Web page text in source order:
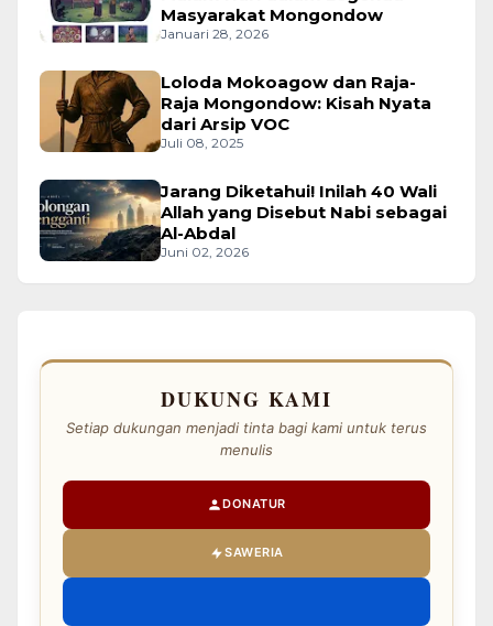
Masyarakat Mongondow
Januari 28, 2026
Loloda Mokoagow dan Raja-
Raja Mongondow: Kisah Nyata
dari Arsip VOC
Juli 08, 2025
Jarang Diketahui! Inilah 40 Wali
Allah yang Disebut Nabi sebagai
Al-Abdal
Juni 02, 2026
DUKUNG KAMI
Setiap dukungan menjadi tinta bagi kami untuk terus
menulis
DONATUR
SAWERIA